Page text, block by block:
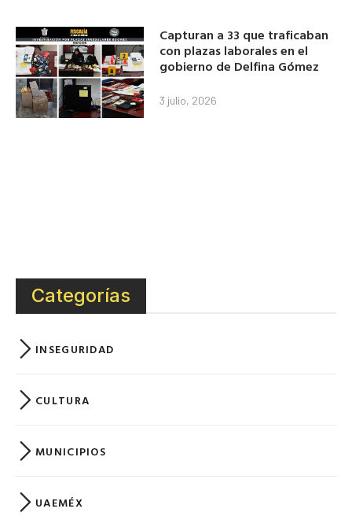
Capturan a 33 que traficaban
con plazas laborales en el
gobierno de Delfina Gómez
3 julio, 2026
Categorías
INSEGURIDAD
CULTURA
MUNICIPIOS
UAEMÉX